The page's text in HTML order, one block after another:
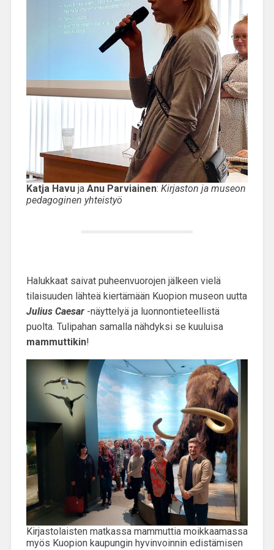
Katja Havuja Anu Parviainen: Kirjaston ja museon
pedagoginen yhteistyö
Halukkaat saivat puheenvuorojen jälkeen vielä
tilaisuuden lähteä kiertämään Kuopion museon uutta
Julius Caesar -näyttelyä ja luonnontieteellistä
puolta. Tulipahan samalla nähdyksi se kuuluisa
mammuttikin!
Kirjastolaisten matkassa mammuttia moikkaamassa
myös Kuopion kaupungin hyvinvoinnin edistämisen